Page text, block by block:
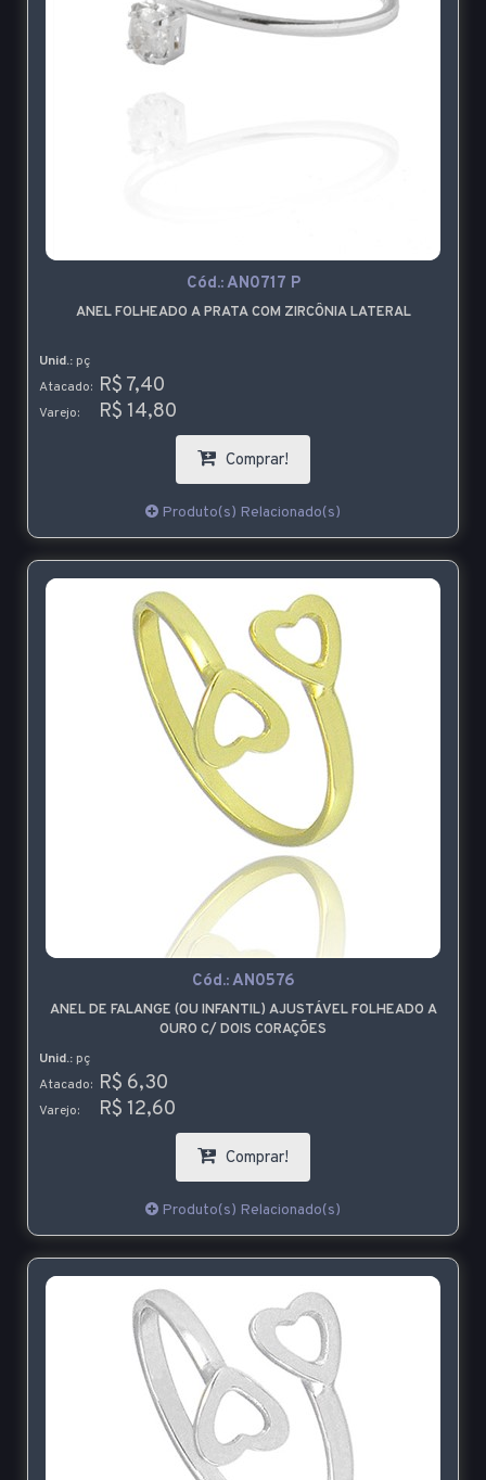
Cód.:AN0717 P
ANEL FOLHEADO A PRATA COM ZIRCÔNIA LATERAL
Unid.: pç
Atacado: R$ 7,40
Varejo: R$ 14,80
Comprar!
Produto(s) Relacionado(s)
Cód.:AN0576
ANEL DE FALANGE (OU INFANTIL) AJUSTÁVEL FOLHEADO A
OURO C/ DOIS CORAÇÕES
Unid.: pç
Atacado: R$ 6,30
Varejo: R$ 12,60
Comprar!
Produto(s) Relacionado(s)